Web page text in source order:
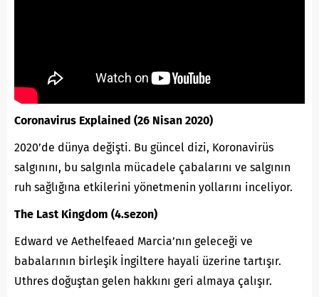
Coronavirus Explained (26 Nisan 2020)
2020’de dünya değişti. Bu güncel dizi, Koronavirüs
salgınını, bu salgınla mücadele çabalarını ve salgının
ruh sağlığına etkilerini yönetmenin yollarını inceliyor.
The Last Kingdom (4.sezon)
Edward ve Aethelfeaed Marcia’nın geleceği ve
babalarının birleşik İngiltere hayali üzerine tartışır.
Uthres doğuştan gelen hakkını geri almaya çalışır.